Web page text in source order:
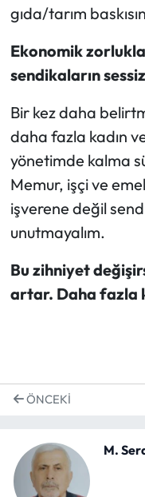
gıda/tarım
Ekonomik
sendikaların
Bir kez daha
daha fazla kadın
yönetimde kalma
Memur, işçi ve
işverene değil
unutmayalım.
Bu zihniyet
artar. Daha fazla
ÖNCEKI
M.